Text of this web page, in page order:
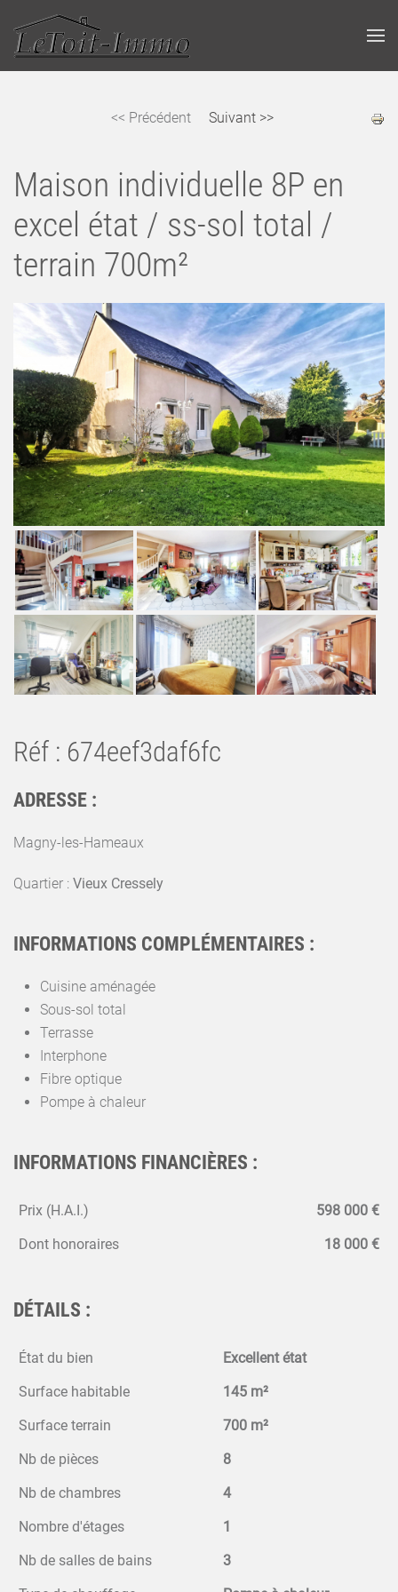
<< Précédent Suivant >>
Maison individuelle 8P en
excel état / ss-sol total /
terrain 700m²
Réf : 674eef3daf6fc
ADRESSE :
Magny-les-Hameaux
Quartier : Vieux Cressely
INFORMATIONS COMPLÉMENTAIRES :
Cuisine aménagée
Sous-sol total
Terrasse
Interphone
Fibre optique
Pompe à chaleur
INFORMATIONS FINANCIÈRES :
Prix (H.A.I.)
598 000 €
Dont honoraires
18 000 €
DÉTAILS :
État du bien
Excellent état
Surface habitable
145 m²
Surface terrain
700 m²
Nb de pièces
8
Nb de chambres
4
Nombre d'étages
1
Nb de salles de bains
3